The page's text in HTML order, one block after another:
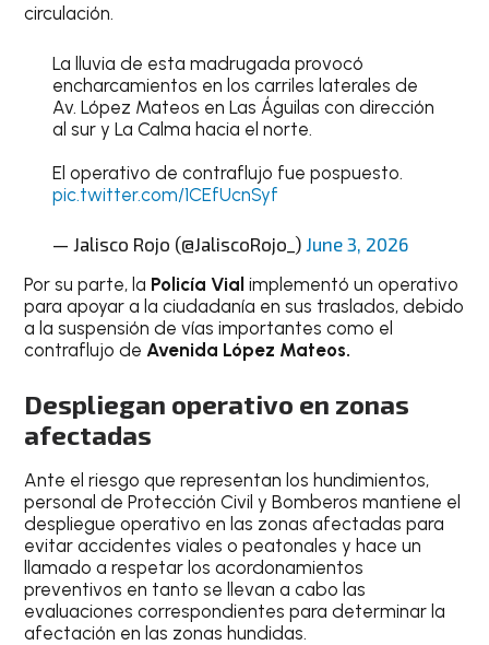
circulación.
La lluvia de esta madrugada provocó
encharcamientos en los carriles laterales de
Av. López Mateos en Las Águilas con dirección
al sur y La Calma hacia el norte.
El operativo de contraflujo fue pospuesto.
pic.twitter.com/1CEfUcnSyf
— Jalisco Rojo (@JaliscoRojo_) June 3, 2026
Por su parte, la Policía Vial implementó un operativo
para apoyar a la ciudadanía en sus traslados, debido
a la suspensión de vías importantes como el
contraflujo deAvenida López Mateos.
Despliegan operativo en zonas
afectadas
Ante el riesgo que representan los hundimientos,
personal de Protección Civil y Bomberos mantiene el
despliegue operativo en las zonas afectadas para
evitar accidentes viales o peatonales y hace un
llamado a respetar los acordonamientos
preventivos en tanto se llevan a cabo las
evaluaciones correspondientes para determinar la
afectación en las zonas hundidas.